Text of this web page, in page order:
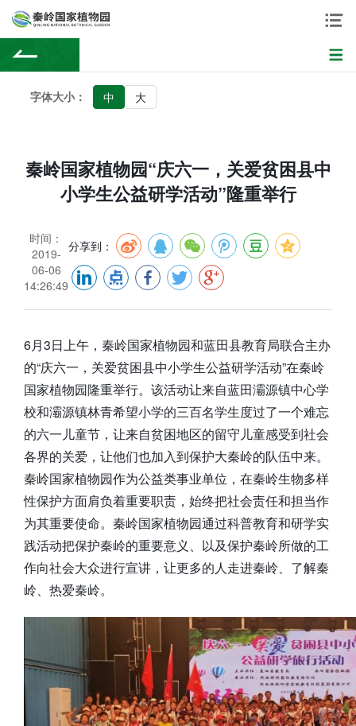
字体大小： 中 大
秦岭国家植物园“庆六一，关爱贫困县中
小学生公益研学活动”隆重举行
时间：
2019-
06-06
14:26:49
分享到：
6月3日上午，秦岭国家植物园和蓝田县教育局联合主办
的“庆六一，关爱贫困县中小学生公益研学活动”在秦岭
国家植物园隆重举行。该活动让来自蓝田灞源镇中心学
校和灞源镇林青希望小学的三百名学生度过了一个难忘
的六一儿童节，让来自贫困地区的留守儿童感受到社会
各界的关爱，让他们也加入到保护大秦岭的队伍中来。
秦岭国家植物园作为公益类事业单位，在秦岭生物多样
性保护方面肩负着重要职责，始终把社会责任和担当作
为其重要使命。秦岭国家植物园通过科普教育和研学实
践活动把保护秦岭的重要意义、以及保护秦岭所做的工
作向社会大众进行宣讲，让更多的人走进秦岭、了解秦
岭、热爱秦岭。